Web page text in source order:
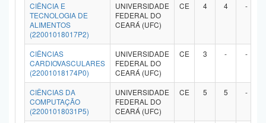
CIÊNCIA E
TECNOLOGIA DE
ALIMENTOS
(22001018017P2)
UNIVERSIDADE
FEDERAL DO
CEARÁ (UFC)
CE 4 4 -
CIÊNCIAS
CARDIOVASCULARES
(22001018174P0)
UNIVERSIDADE
FEDERAL DO
CEARÁ (UFC)
CE 3 - -
CIÊNCIAS DA
COMPUTAÇÃO
(22001018031P5)
UNIVERSIDADE
FEDERAL DO
CEARÁ (UFC)
CE 5 5 -